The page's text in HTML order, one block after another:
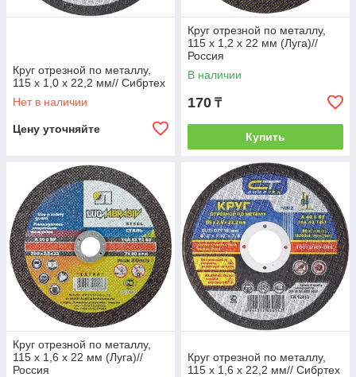
Круг отрезной по металлу,
115 х 1,0 х 22,2 мм// Сибртех
Нет в наличии
Цену уточняйте
Круг отрезной по металлу,
115 х 1,2 х 22 мм (Луга)//
Россия
В наличии
170 ₸
Купить
Круг отрезной по металлу,
115 х 1,6 х 22 мм (Луга)//
Россия
Круг отрезной по металлу,
115 х 1,6 х 22,2 мм// Сибртех